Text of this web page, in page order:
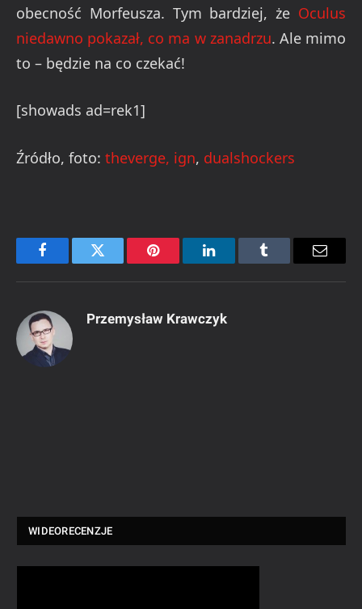
obecność Morfeusza. Tym bardziej, że Oculus
niedawno pokazał, co ma w zanadrzu. Ale mimo
to – będzie na co czekać!
[showads ad=rek1]
Źródło, foto: theverge, ign, dualshockers
FacebookTwitter Pinterest LinkedInTumblr Email
Przemysław Krawczyk
WIDEORECENZJE